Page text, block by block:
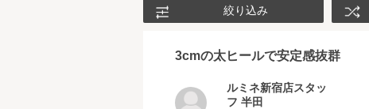
絞り込み
3cmの太ヒールで安定感抜群
ルミネ新宿店スタッ
フ 半田